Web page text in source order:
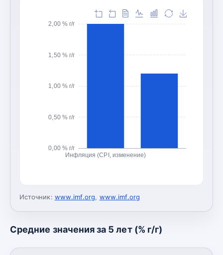
0,00 % г/г
0,50 % г/г
1,00 % г/г
1,50 % г/г
2,00 % г/г
Инфляция (CPI, изменение)
Источник: www.imf.org, www.imf.org
Средние значения за 5 лет (% г/г)